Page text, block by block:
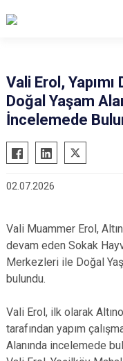
Vali Erol, Yapımı
Doğal Yaşam
İncelemede
02.07.2026
Vali Muammer Erol,
devam eden Sokak
Merkezleri ile Doğal
bulundu.
Vali Erol, ilk olarak
tarafından yapım
Alanında incelemede